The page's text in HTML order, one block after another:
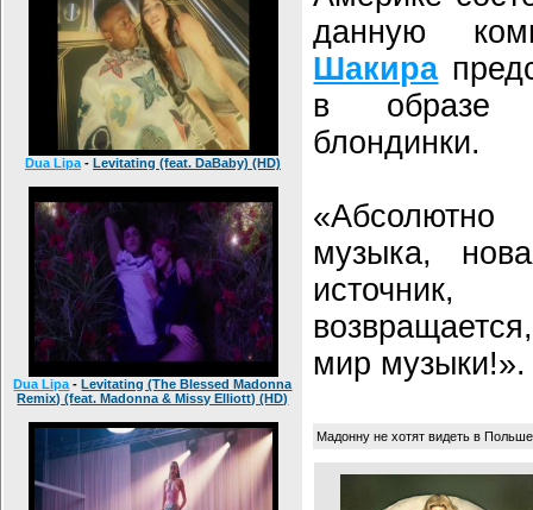
Dua Lipa - Levitating (feat. DaBaby) (HD)
Dua Lipa -Levitating (The Blessed Madonna
Remix) (feat. Madonna & Missy Elliott) (HD)
данную
Шакира
в образе
блондинки.
музыка,
мир музыки!».
Мадонну не хотят видеть в